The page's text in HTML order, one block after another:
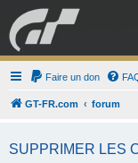
GRAN
ESPORT
Faire un don
GT-FR.com forum
SUPPRIMER LES